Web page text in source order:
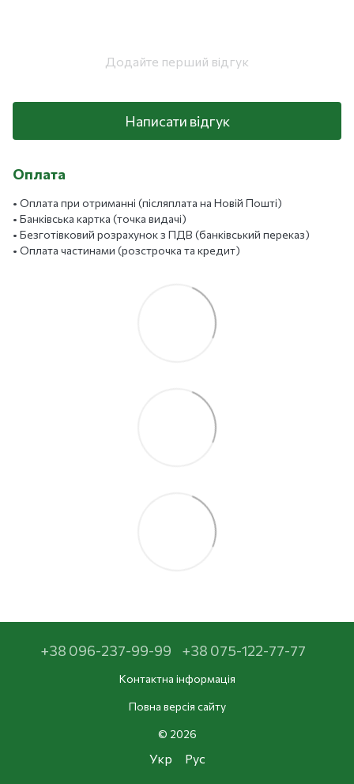
Додайте перший відгук
Написати відгук
Оплата
• Оплата при отриманні (післяплата на Новій Пошті)
• Банківська картка (точка видачі)
• Безготівковий розрахунок з ПДВ (банківський переказ)
• Оплата частинами (розстрочка та кредит)
+38 096-237-99-99 +38 075-122-77-77
Контактна інформація
Повна версія сайту
© 2026
Укр Рус